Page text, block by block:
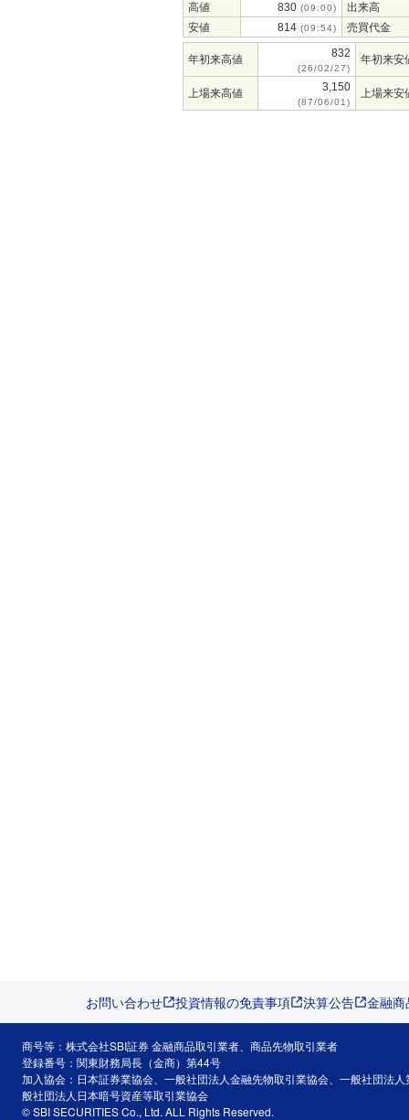
高値
830 (09:00)
出来高
安値
814 (09:54) 売買代金
年初来高値 832
(26/02/27)
年初来安
上場来高値 3,150
(87/06/01)
上場来安
お問い合わせ 投資情報の免責事項 決算公告 金融
商号等：株式会社SBI証券 金融商品取引業者、商品先物取引業者
登録番号：関東財務局長（金商）第44号
加入協会：日本証券業協会、一般社団法人金融先物取引業協会、一般社団法
般社団法人日本暗号資産等取引業協会
© SBI SECURITIES Co., Ltd. ALL Rights Reserved.